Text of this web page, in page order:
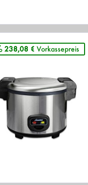
238,08 € Vorkassepreis